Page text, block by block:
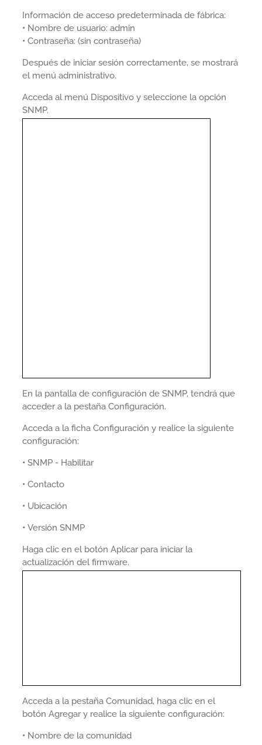
Información de acceso predeterminada de fábrica:
• Nombre de usuario: admin
• Contraseña: (sin contraseña)
Después de iniciar sesión correctamente, se mostrará
el menú administrativo.
Acceda al menú Dispositivo y seleccione la opción
SNMP.
En la pantalla de configuración de SNMP, tendrá que
acceder a la pestaña Configuración.
Acceda a la ficha Configuración y realice la siguiente
configuración:
• SNMP - Habilitar
• Contacto
• Ubicación
• Versión SNMP
Haga clic en el botón Aplicar para iniciar la
actualización del firmware.
Acceda a la pestaña Comunidad, haga clic en el
botón Agregar y realice la siguiente configuración:
• Nombre de la comunidad